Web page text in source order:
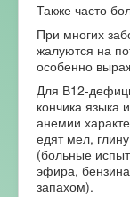
Также часто
При многих
жалуются на
особенно
Для В12-
кончика языка
анемии
едят мел,
(больные
эфира,
запахом).